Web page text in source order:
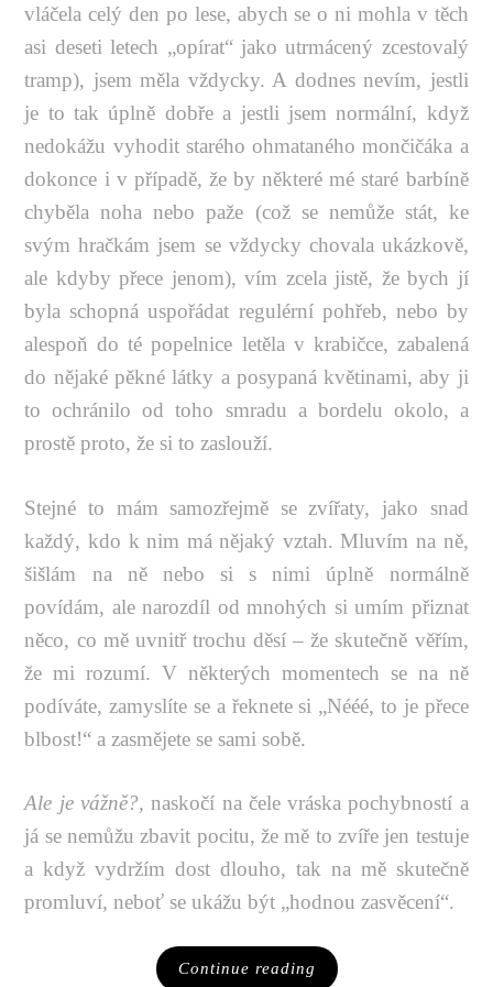
vláčela celý den po lese, abych se o ni mohla v těch
asi deseti letech „opírat“ jako utrmácený zcestovalý
tramp), jsem měla vždycky. A dodnes nevím, jestli
je to tak úplně dobře a jestli jsem normální, když
nedokážu vyhodit starého ohmataného mončičáka a
dokonce i v případě, že by některé mé staré barbíně
chyběla noha nebo paže (což se nemůže stát, ke
svým hračkám jsem se vždycky chovala ukázkově,
ale kdyby přece jenom), vím zcela jistě, že bych jí
byla schopná uspořádat regulérní pohřeb, nebo by
alespoň do té popelnice letěla v krabičce, zabalená
do nějaké pěkné látky a posypaná květinami, aby ji
to ochránilo od toho smradu a bordelu okolo, a
prostě proto, že si to zaslouží.
Stejné to mám samozřejmě se zvířaty, jako snad
každý, kdo k nim má nějaký vztah. Mluvím na ně,
šišlám na ně nebo si s nimi úplně normálně
povídám, ale narozdíl od mnohých si umím přiznat
něco, co mě uvnitř trochu děsí – že skutečně věřím,
že mi rozumí. V některých momentech se na ně
podíváte, zamyslíte se a řeknete si „Nééé, to je přece
blbost!“ a zasmějete se sami sobě.
Ale je vážně?, naskočí na čele vráska pochybností a
já se nemůžu zbavit pocitu, že mě to zvíře jen testuje
a když vydržím dost dlouho, tak na mě skutečně
promluví, neboť se ukážu být „hodnou zasvěcení“.
Continue reading